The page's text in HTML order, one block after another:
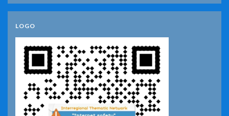
LOGO